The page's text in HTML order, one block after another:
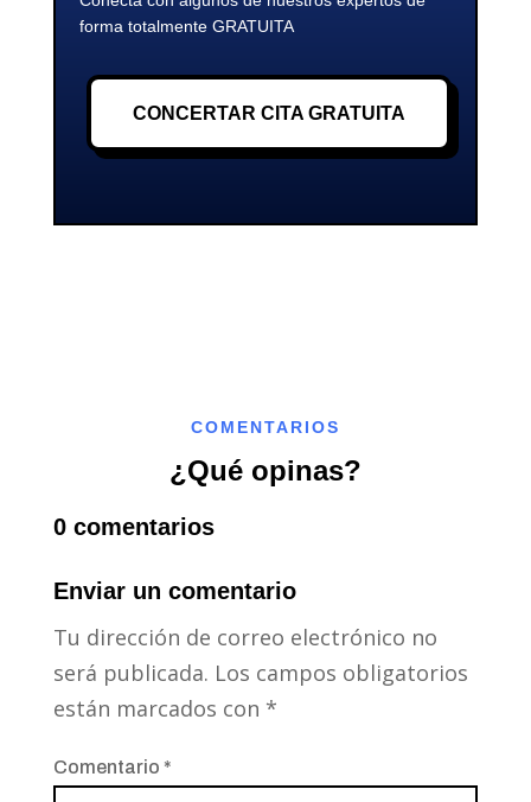
forma totalmente GRATUITA
CONCERTAR CITA GRATUITA
COMENTARIOS
¿Qué opinas?
0 comentarios
Enviar un comentario
Tu dirección de correo electrónico no
será publicada. Los campos obligatorios
están marcados con *
Comentario *